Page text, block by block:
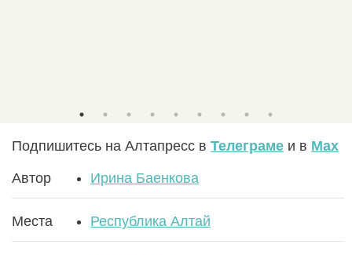
Подпишитесь на Алтапресс в Телеграме и в Max
Автор Ирина Баенкова
Места Республика Алтай